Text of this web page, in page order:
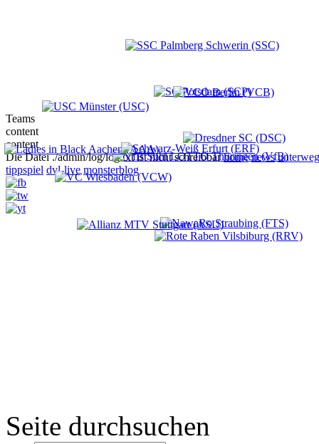
Teams
content
content
Die Datei ./admin/log/log.txt ist nicht schreibbarhome news
tippspiel dvl-live monsterblog
Seite durchsuchen